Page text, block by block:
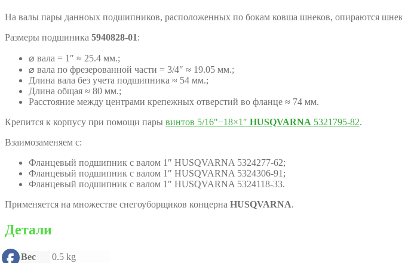
На валы пары данноых подшипников, расположенных по бокам ковша шнеков, опираются
Размеры подшиника 5940828-01:
⌀ вала = 1″ ≈ 25.4 мм.;
⌀ вала по фрезерованной части = 3/4″ ≈ 19.05 мм.;
Длина вала без учета подшипника ≈ 54 мм.;
Длина общая ≈ 80 мм.;
Расстояние между центрами крепежных отверстий во фланце ≈ 74 мм.
Крепится к корпусу при помощи пары винтов 5/16″−18×1″ HUSQVARNA 5321795-82.
Взаимозаменяем с:
Фланцевый подшипник с валом 1″ HUSQVARNA 5324277-62;
Фланцевый подшипник с валом 1″ HUSQVARNA 5324306-91;
Фланцевый подшипник с валом 1″ HUSQVARNA 5324118-33.
Применяется на множестве снегоуборщиков концерна HUSQVARNA.
Детали
Вес
0.5 kg